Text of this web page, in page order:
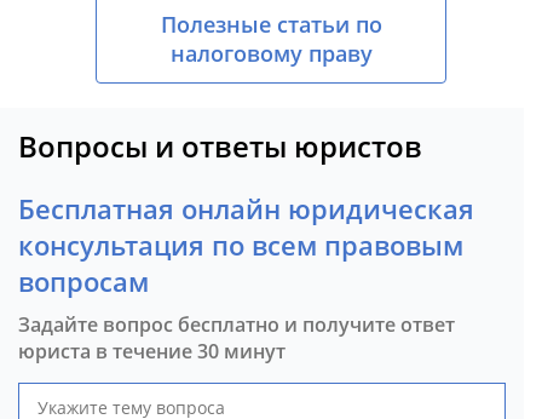
Полезные статьи по
налоговому праву
Вопросы и ответы юристов
Бесплатная онлайн юридическая
консультация по всем правовым
вопросам
Задайте вопрос бесплатно и получите ответ
юриста в течение 30 минут